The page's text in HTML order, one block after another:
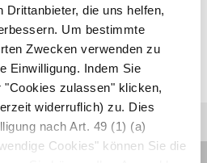
Drittanbieter, die uns helfen,
Um bestimmte
Zwecken verwenden zu
Einwilligung. Indem Sie
"Cookies zulassen" klicken,
widerruflich) zu. Dies
nach Art. 49 (1) (a)
Cookies" können Sie die
der vom Scheitel zu Sohle